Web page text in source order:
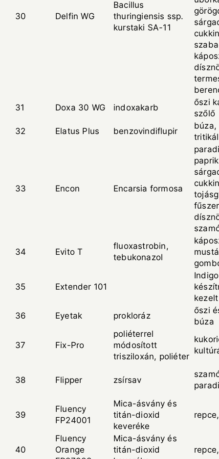
30 Delfin WG
Bacillus
thuringiensis ssp.
kurstaki SA-11
31
Doxa 30 WG indoxakarb
őszi
szőlő
32
Elatus Plus benzovindiflupir
búza,
33 Encon Encarsia formosa
34 Evito T
fluoxastrobin,
tebukonazol
35 Extender 101
36
Eyetak prokloráz
őszi
búza
37 Fix-Pro
poliéterrel
módosított
trisziloxán, poliéter
38 Flipper zsírsav
39
Fluency
FP24001
Mica-ásvány és
titán-dioxid
keveréke
40
Fluency
Orange
Mica-ásvány és
titán-dioxid